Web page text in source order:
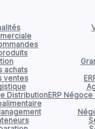
achats
ventes
DistributionERP